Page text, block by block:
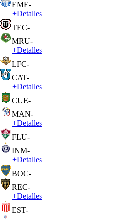
EME-
+Detalles
TEC-
MRU-
+Detalles
LFC-
CAT-
+Detalles
CUE-
MAN-
+Detalles
FLU-
INM-
+Detalles
BOC-
REC-
+Detalles
EST-